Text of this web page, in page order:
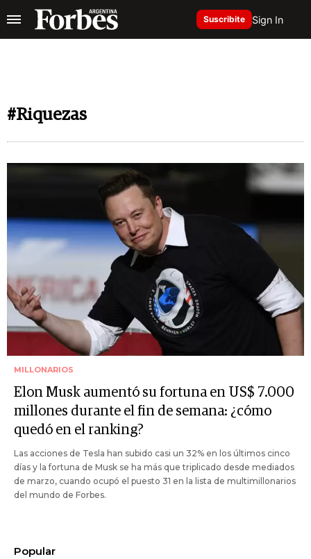
Suscribite Sign In
#Riquezas
MILLONARIOS
Elon Musk aumentó su fortuna en US$ 7.000
millones durante el fin de semana: ¿cómo
quedó en el ranking?
Las acciones de Tesla han subido casi un 32% en los últimos cinco
días y la fortuna de Musk se ha más que triplicado desde mediados
de marzo, cuando ocupó el puesto 31 en la lista de multimillonarios
del mundo de Forbes.
Popular